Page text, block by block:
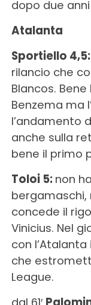
dopo due
Atalanta
Sportiello 4,5:
rilancio che
Blancos.
Benzema ma
l’andamento
anche sulla
bene il primo
Toloi 5: non
concede il
Vinicius. Nel
con
che
League.